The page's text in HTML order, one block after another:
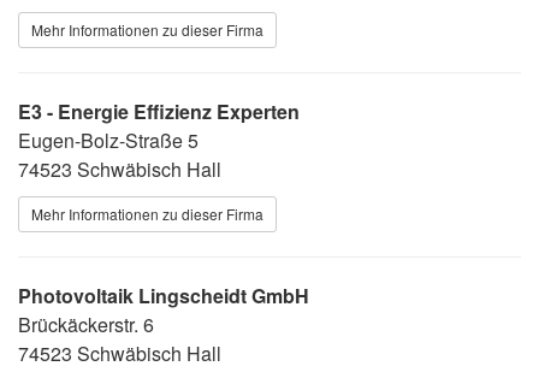
Mehr Informationen zu dieser Firma
E3 - Energie Effizienz Experten
Eugen-Bolz-Straße 5
74523 Schwäbisch Hall
Mehr Informationen zu dieser Firma
Photovoltaik Lingscheidt GmbH
Brückäckerstr. 6
74523 Schwäbisch Hall